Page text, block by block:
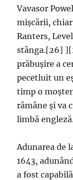
Vavasor
mișcării,
Ranters,
stânga.[26]
prăbușire a
pecetluit un
timp o
rămâne și va
limbă
Adunarea de
1643,
a fost